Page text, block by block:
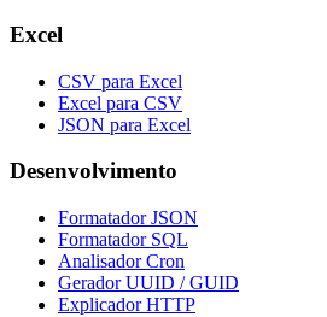
Excel
CSV para Excel
Excel para CSV
JSON para Excel
Desenvolvimento
Formatador JSON
Formatador SQL
Analisador Cron
Gerador UUID / GUID
Explicador HTTP